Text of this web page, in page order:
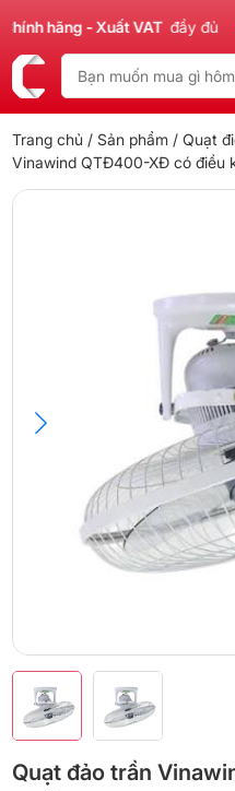
hãng - Xuất VAT đầy đủ
Trang chủ / Sản phẩm / Quạt
Vinawind QTĐ400-XĐ có điều
Quạt đảo trần